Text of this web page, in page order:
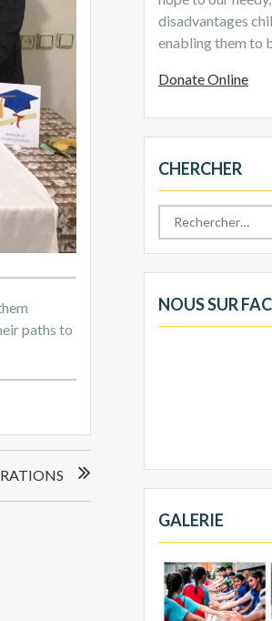
paths to
disadvantages
enabling them to
Donate Online
CHERCHER
Rechercher :
NOUS SUR
GALERIE